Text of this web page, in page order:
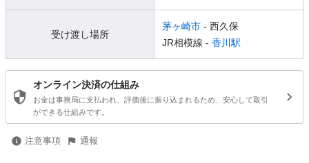
受け渡し場所
茅ヶ崎市 - 西久保
JR相模線 - 香川駅
オンライン決済の仕組み
お金は事務局に支払われ、評価後に振り込まれるため、安心して取引
ができる仕組みです。
注意事項 通報